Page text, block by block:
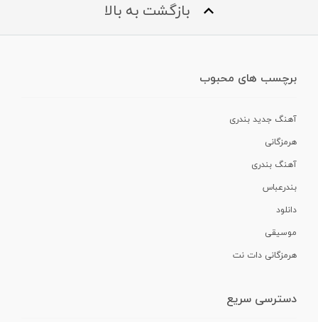
بازگشت به بالا
برچسب های محبوب
آهنگ جدید بندری
هرمزگانی
آهنگ بندری
بندرعباس
دانلود
موسیقی
هرمزگانی دات نت
دسترسی سریع